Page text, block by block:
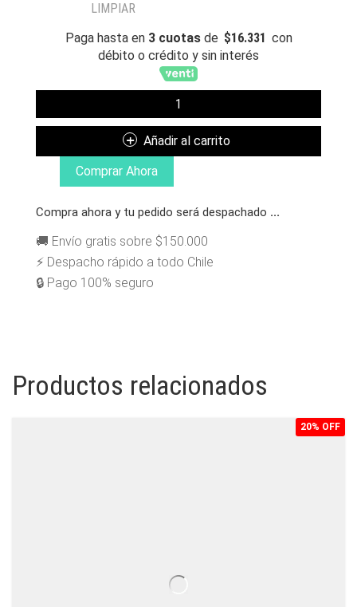
LIMPIAR
Paga hasta en 3 cuotasde $16.331 con
débito o crédito y sin interés
POLERON
WORLDPEACE
GREY
CANTIDAD
Añadir al carrito
Comprar Ahora
Compra ahora y tu pedido será despachado ...
🚚 Envío gratis sobre $150.000
⚡ Despacho rápido a todo Chile
🔒 Pago 100% seguro
Productos relacionados
20% OFF